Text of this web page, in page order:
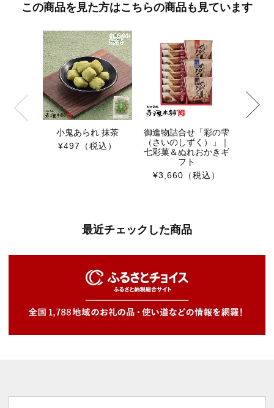
この商品を見た方はこちらの商品も見ています
小鬼あられ 抹茶
¥497
（税込）
御進物詰合せ「彩の雫
（さいのしずく）」｜
七彩菓＆ぬれおかきギ
フト
¥3,660 （税込）
最近チェックした商品